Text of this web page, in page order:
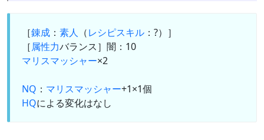
［錬成 ： 素人 （レシピスキル ：?）］
［属性力バランス］闇：10
マリスマッシャー×2
NQ ： マリスマッシャー+1×1個
HQによる変化はなし